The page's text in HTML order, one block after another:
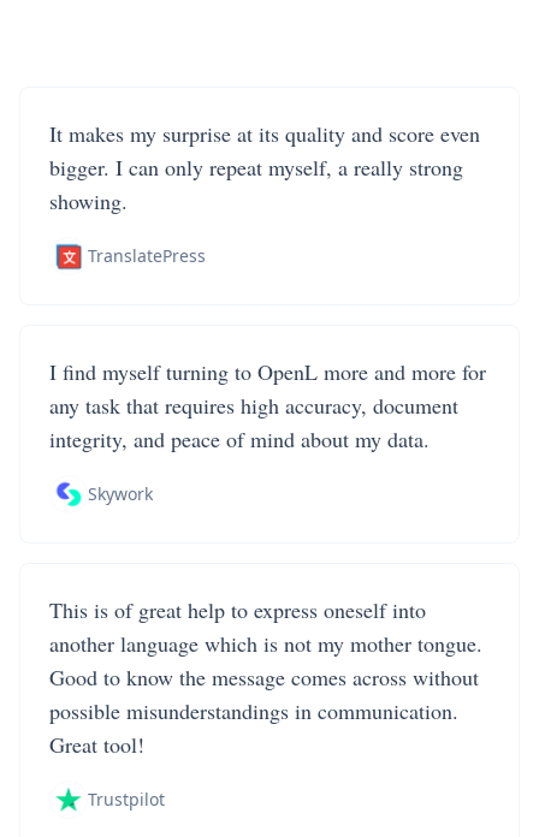
It makes my surprise at its quality and score even
bigger. I can only repeat myself, a really strong
showing.
TranslatePress
I find myself turning to OpenL more and more for
any task that requires high accuracy, document
integrity, and peace of mind about my data.
Skywork
This is of great help to express oneself into
another language which is not my mother tongue.
Good to know the message comes across without
possible misunderstandings in communication.
Great tool!
Trustpilot